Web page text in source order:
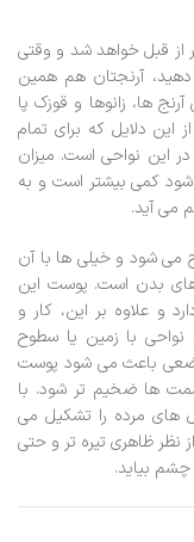
از قبل خواهد شد و وقتی
آرنجتان هم همین
ها، زانوها و قوزک پا
این دلایل که برای تمام
این نواحی است. میزان
کمی بیشتر است و به
می آید.
می شود و خیلی ها با آن
بدن است. پوست این
و علاوه بر این، کار و
با زمین یا سطوح
باعث می شود پوست
ها ضخیم تر شود. با
های مرده را تشکیل می
ظاهری تیره تر و حتی
بیاید.